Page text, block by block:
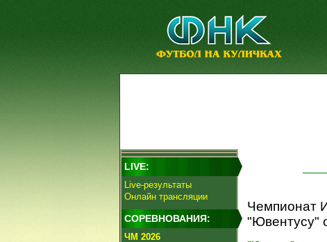
LIVE:
Live-результаты
Онлайн трансляции
СОРЕВНОВАНИЯ:
ЧМ 2026
Чемпионат
"Ювентусу"